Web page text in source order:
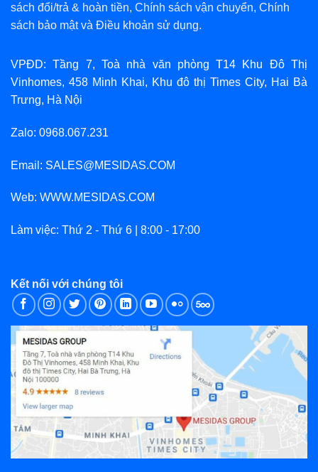
sách đổi/trả & hoàn tiền, Chính sách vận chuyển, Chính
sách bảo mậtvà Điều khoản sử dụng.
VPĐD: Tầng 7, Toà nhà văn phòng T14 Khu Đô Thị
Vinhomes, 458 Minh Khai, Khu đô thị Times City, Hai Bà
Trưng, Hà Nội
Zalo: 0968.067.231
Email: SALES@MESIDAS.COM
Web: WWW.MESIDAS.COM
Làm việc: Thứ 2 - Thứ 6 | 8:00 - 17:00
Kết nối với chúng tôi